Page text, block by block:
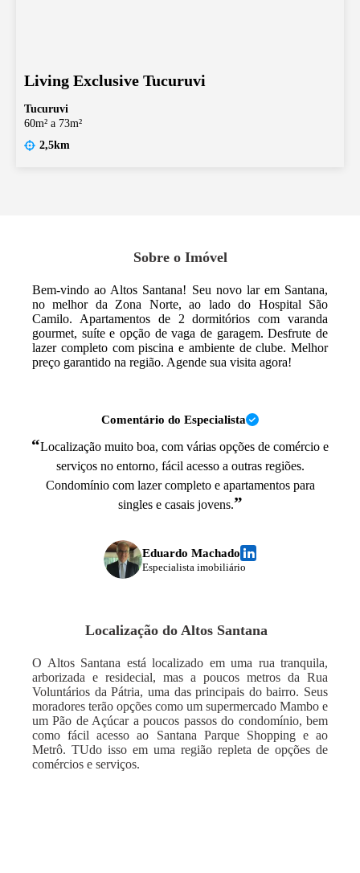
Living Exclusive Tucuruvi
Tucuruvi
60m² a 73m²
2,5km
Sobre o Imóvel
Bem-vindo ao Altos Santana! Seu novo lar em Santana,
no melhor da Zona Norte, ao lado do Hospital São
Camilo. Apartamentos de 2 dormitórios com varanda
gourmet, suíte e opção de vaga de garagem. Desfrute de
lazer completo com piscina e ambiente de clube. Melhor
preço garantido na região. Agende sua visita agora!
Comentário do Especialista
“Localização muito boa, com várias opções de comércio e
serviços no entorno, fácil acesso a outras regiões.
Condomínio com lazer completo e apartamentos para
singles e casais jovens.”
Eduardo Machado
Especialista imobiliário
Localização do Altos Santana
O Altos Santana está localizado em uma rua tranquila,
arborizada e residecial, mas a poucos metros da Rua
Voluntários da Pátria, uma das principais do bairro. Seus
moradores terão opções como um supermercado Mambo e
um Pão de Açúcar a poucos passos do condomínio, bem
como fácil acesso ao Santana Parque Shopping e ao
Metrô. TUdo isso em uma região repleta de opções de
comércios e serviços.